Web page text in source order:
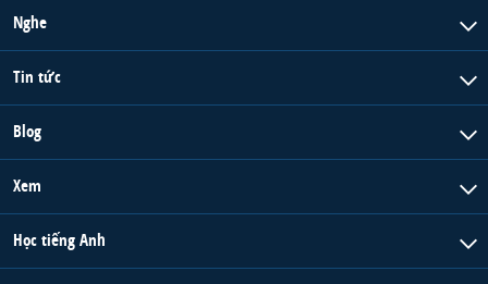
Nghe
Tin tức
Blog
Xem
Học tiếng Anh